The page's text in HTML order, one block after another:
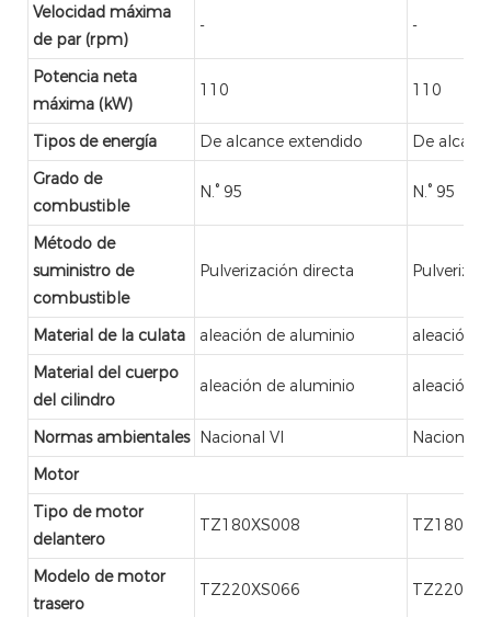
Velocidad máxima
de par (rpm)
- -
Potencia neta
máxima (kW)
110 110
Tipos de energía De alcance extendido
De
Grado de
combustible
N.° 95 N.° 95
Método de
suministro de
combustible
Pulverización directa
Material de la culata aleación de aluminio
aleación
Material del cuerpo
del cilindro
aleación de aluminio aleación
Normas ambientales Nacional VI
Nacional
Motor
Tipo de motor
delantero
TZ180XS008
Modelo de motor
trasero
TZ220XS066